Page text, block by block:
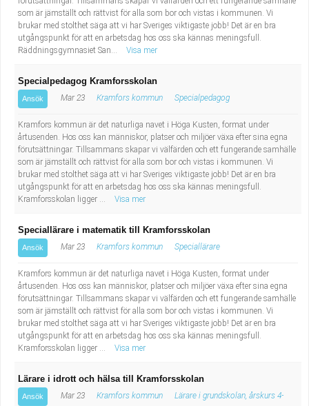
som är jämställt och rättvist för alla som bor och vistas i kommunen. Vi
brukar med stolthet säga att vi har Sveriges viktigaste jobb! Det är en bra
utgångspunkt för att en arbetsdag hos oss ska kännas meningsfull.
Räddningsgymnasiet San...
Visa mer
Specialpedagog Kramforsskolan
Ansök Mar 23 Kramfors kommun Specialpedagog
Kramfors kommun är det naturliga navet i Höga Kusten, format under
årtusenden. Hos oss kan människor, platser och miljöer växa efter sina egna
förutsättningar. Tillsammans skapar vi välfärden och ett fungerande samhälle
som är jämställt och rättvist för alla som bor och vistas i kommunen. Vi
brukar med stolthet säga att vi har Sveriges viktigaste jobb! Det är en bra
utgångspunkt för att en arbetsdag hos oss ska kännas meningsfull.
Kramforsskolan ligger ...
Visa mer
Speciallärare i matematik till Kramforsskolan
Ansök Mar 23 Kramfors kommun Speciallärare
Kramfors kommun är det naturliga navet i Höga Kusten, format under
årtusenden. Hos oss kan människor, platser och miljöer växa efter sina egna
förutsättningar. Tillsammans skapar vi välfärden och ett fungerande samhälle
som är jämställt och rättvist för alla som bor och vistas i kommunen. Vi
brukar med stolthet säga att vi har Sveriges viktigaste jobb! Det är en bra
utgångspunkt för att en arbetsdag hos oss ska kännas meningsfull.
Kramforsskolan ligger ...
Visa mer
Lärare i idrott och hälsa till Kramforsskolan
Ansök Mar 23 Kramfors kommun
Lärare i grundskolan, årskurs 4-